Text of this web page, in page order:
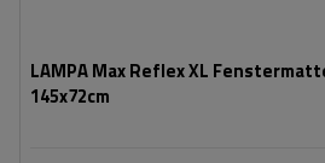
LAMPA Max Reflex XL
145x72cm